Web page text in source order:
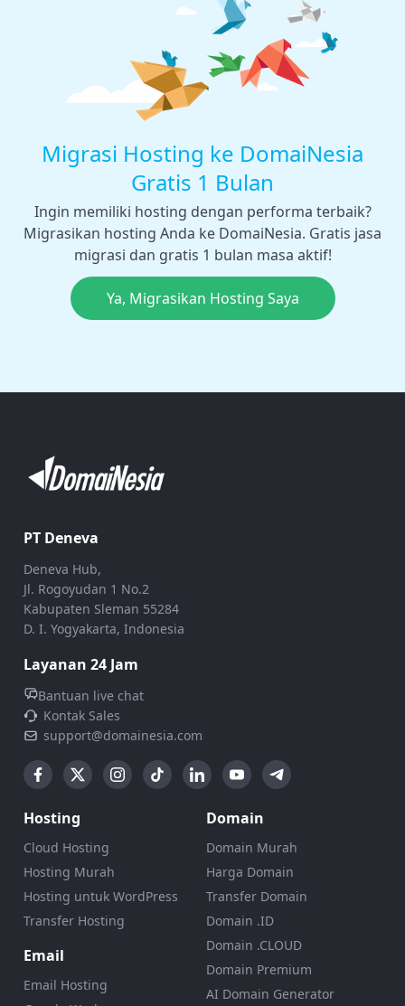
Migrasi Hosting ke DomaiNesia
Gratis 1 Bulan
Ingin memiliki hosting dengan performa terbaik?
Migrasikan hosting Anda ke DomaiNesia. Gratis jasa
migrasi dan gratis 1 bulan masa aktif!
Ya, Migrasikan Hosting Saya
PT Deneva
Deneva Hub,
Jl. Rogoyudan 1 No.2
Kabupaten Sleman 55284
D. I. Yogyakarta, Indonesia
Layanan 24 Jam
Bantuan live chat
Kontak Sales
support@domainesia.com
Hosting
Cloud Hosting
Hosting Murah
Hosting untuk WordPress
Transfer Hosting
Email
Email Hosting
Domain
Domain Murah
Harga Domain
Transfer Domain
Domain .ID
Domain .CLOUD
Domain Premium
AI Domain Generator